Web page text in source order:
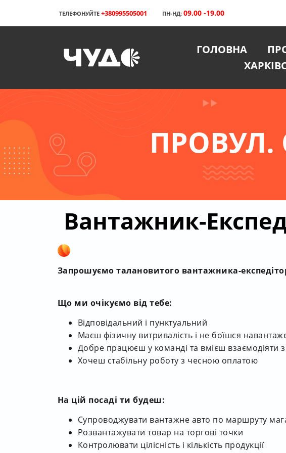
ТЕЛЕФОНУЙТЕ +380995505001 ПН-НД: 09.00 -19.00
ГОЛОВНА
ПРОВУЛ.
Вантажник-
Запрошуємо талановитого вантажника-
Що ми очікуємо від тебе:
Відповідальний і пунктуальний
Маєш фізичну витривалість і не боїшся
Добре працюєш у команді та вмієш взаємодіяти
Хочеш стабільну роботу з чесною оплатою
На цій посаді ти будеш:
Супроводжувати вантажне авто по маршруту
Розвантажувати товар на торгові точки
Контролювати цілісність і кількість продукції